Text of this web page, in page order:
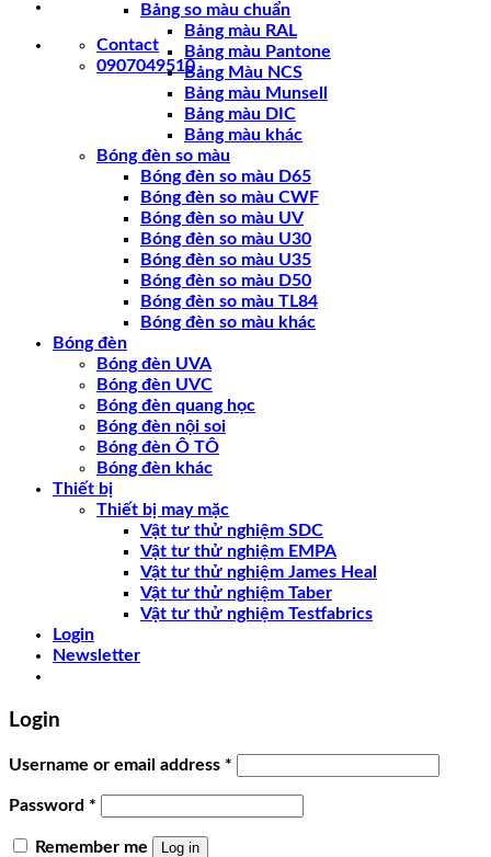
Contact
0907049510
Bảng so màu chuẩn
Bảng màu RAL
Bảng màu Pantone
Bảng Màu NCS
Bảng màu Munsell
Bảng màu DIC
Bảng màu khác
Bóng đèn so màu
Bóng đèn so màu D65
Bóng đèn so màu CWF
Bóng đèn so màu UV
Bóng đèn so màu U30
Bóng đèn so màu U35
Bóng đèn so màu D50
Bóng đèn so màu TL84
Bóng đèn so màu khác
Bóng đèn
Bóng đèn UVA
Bóng đèn UVC
Bóng đèn quang học
Bóng đèn nội soi
Bóng đèn Ô TÔ
Bóng đèn khác
Thiết bị
Thiết bị may mặc
Vật tư thử nghiệm SDC
Vật tư thử nghiệm EMPA
Vật tư thử nghiệm James Heal
Vật tư thử nghiệm Taber
Vật tư thử nghiệm Testfabrics
Login
Newsletter
Login
Username or email address *
Password *
Remember me Log in